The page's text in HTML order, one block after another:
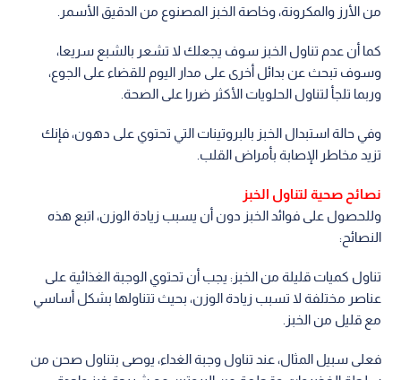
من الأرز والمكرونة، وخاصة الخبز المصنوع من الدقيق الأسمر.
كما أن عدم تناول الخبز سوف يجعلك لا تشعر بالشبع سريعا،
وسوف تبحث عن بدائل أخرى على مدار اليوم للقضاء على الجوع،
وربما تلجأ لتناول الحلويات الأكثر ضررا على الصحة.
وفي حالة استبدال الخبز بالبروتينات التي تحتوي على دهون، فإنك
تزيد مخاطر الإصابة بأمراض القلب.
نصائح صحية لتناول الخبز
وللحصول على فوائد الخبز دون أن يسبب زيادة الوزن، اتبع هذه
النصائح:
تناول كميات قليلة من الخبز: يجب أن تحتوي الوجبة الغذائية على
عناصر مختلفة لا تسبب زيادة الوزن، بحيث تتناولها بشكل أساسي
مع قليل من الخبز.
فعلى سبيل المثال، عند تناول وجبة الغداء، يوصى بتناول صحن من